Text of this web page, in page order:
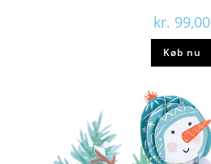
kr. 99,00
Køb nu